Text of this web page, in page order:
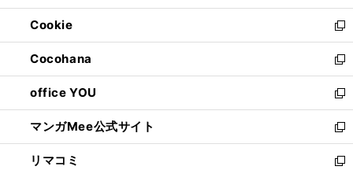
開
く
ウ
で
開
く
ン
ド
ウ
で
開
く
ウ
ィ
ン
ド
ウ
で
開
く
Cookie
新
し
い
ウ
ィ
ン
ド
ウ
で
Cocohana
新
し
い
ウ
ィ
ン
ド
office YOU
新
し
い
ウ
ィ
マンガMee公式サイト
新
し
い
リマコミ
新